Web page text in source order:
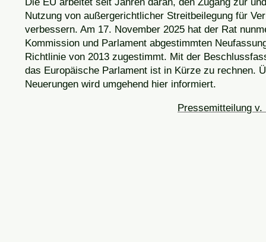
Nutzung von außergerichtlicher Streitbeilegung für
verbessern. Am 17. November 2025 hat der Rat
Kommission und Parlament abgestimmten
Richtlinie von 2013 zugestimmt. Mit der
das Europäische Parlament ist in Kürze zu rechnen.
Neuerungen wird umgehend hier informiert.
Pressemitteilung v.